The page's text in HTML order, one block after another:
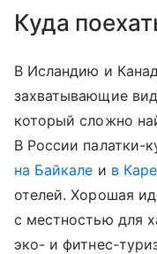
Куда
В Исландию и
захватывающие
который сложно
В России палатки-
на Байкале и в
отелей. Хорошая
с местностью для
эко- и фитнес-